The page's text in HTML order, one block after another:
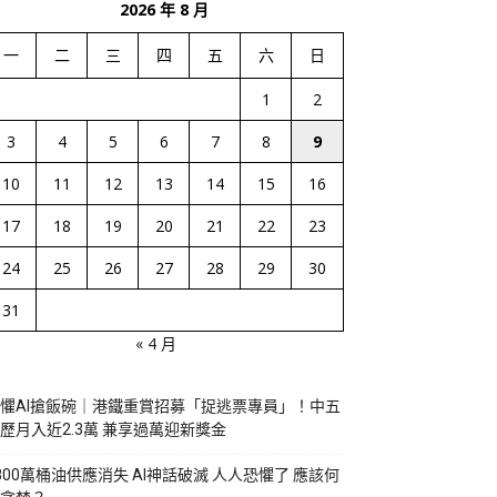
2026 年 8 月
一 二 三 四 五 六 日
1
2
3
4 5 6 7 8
9
10
11 12 13 14 15
16
17
18 19 20 21 22
23
24
25 26 27 28 29
30
31
« 4 月
AI搶飯碗｜港鐵重賞招募「捉逃票專員」！中五
月入近2.3萬 兼享過萬迎新獎金
萬桶油供應消失 AI神話破滅 人人恐懼了 應該何